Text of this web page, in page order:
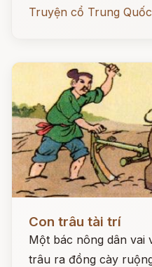
Truyện cổ Trung Quốc
Con trâu tài trí
Một bác nông dân vai
trâu ra đồng cày